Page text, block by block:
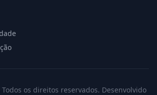
os direitos reservados. Desenvolvido